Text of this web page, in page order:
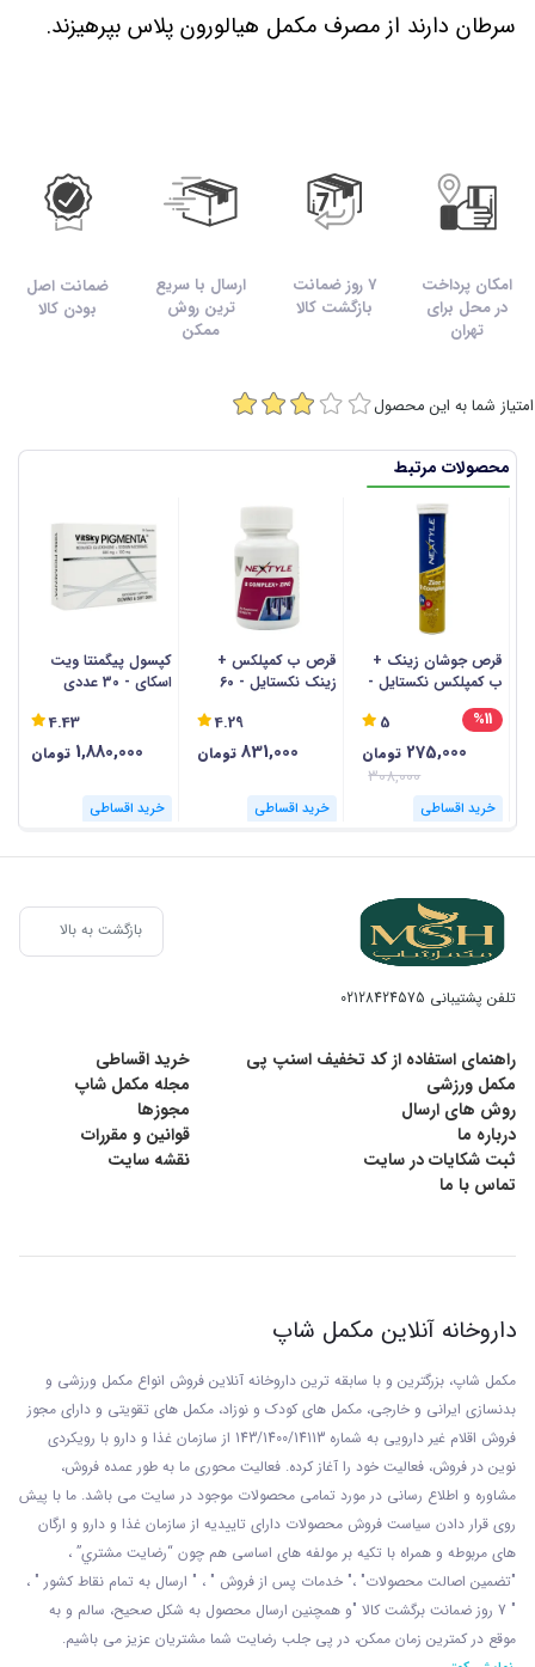
سرطان دارند از مصرف مکمل هیالورون پلاس بپرهیزند.
امکان پرداخت
در محل برای
تهران
7 روز ضمانت
بازگشت کالا
ارسال با سریع
ترین روش
ممکن
ضمانت اصل
بودن کالا
امتیاز شما به این محصول
محصولات مرتبط
قرص جوشان زینک +
ب کمپلکس نکستایل -
20 عددی
5 %11
275,000 تومان
308,000
خرید اقساطی
قرص ب کمپلکس +
زینک نکستایل - 60
4.29
831,000 تومان
خرید اقساطی
کپسول پیگمنتا ویت
اسکای - 30 عددی
4.43
1,880,000 تومان
خرید اقساطی
بازگشت به بالا
تلفن پشتیبانی 02128424575
راهنمای استفاده از کد تخفیف اسنپ پی
خرید اقساطی
مکمل ورزشی
مجله مکمل شاپ
روش های ارسال
مجوزها
درباره ما
قوانین و مقررات
ثبت شکایات در سایت
نقشه سایت
تماس با ما
داروخانه آنلاین مکمل شاپ
مکمل شاپ، بزرگترین و با سابقه ترین داروخانه آنلاین فروش انواع مکمل ورزشی و
بدنسازی ایرانی و خارجی، مکمل های کودک و نوزاد، مکمل های تقویتی و دارای مجوز
فروش اقلام غیر دارویی به شماره 143/1400/14113 از
سازمان غذا و دارو با رويکردی
نوين در فروش، فعاليت خود را آغاز کرده. فعاليت محوری ما به طور عمده فروش،
مشاوره و اطلاع رسانی در مورد تمامی محصولات موجود در سایت می باشد. ما با پيش
روی قرار دادن سياست فروش محصولات دارای تاييديه از سازمان غذا و دارو و ارگان
های مربوطه و همراه با تکيه بر مولفه های اساسی هم چون “رضايت مشتري” ،
"تضمين اصالت محصولات" ،" خدمات پس از فروش " ، " ارسال به تمام نقاط کشور " ،
" 7 روز ضمانت برگشت کالا "و همچنين ارسال محصول به شکل صحيح، سالم و به
موقع در کمترين زمان ممکن، در پی جلب رضايت شما مشتريان عزیز می باشيم.